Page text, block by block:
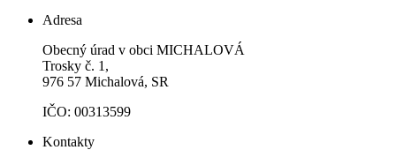
Adresa
Obecný úrad v obci MICHALOVÁ
Trosky č. 1,
976 57 Michalová, SR
IČO: 00313599
Kontakty